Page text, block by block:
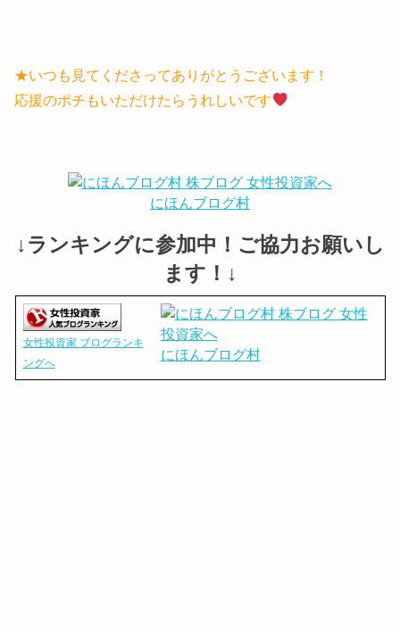
★いつも見てくださってありがとうございます！
応援のポチもいただけたらうれしいです
にほんブログ村
↓ランキングに参加中！ご協力お願いし
ます！↓
女性投資家 ブログランキ
ングへ
にほんブログ村